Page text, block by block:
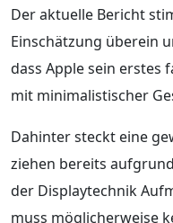
Der aktuelle Bericht
Einschätzung überein
dass Apple sein erstes
mit minimalistischer
Dahinter steckt eine
ziehen bereits
der Displaytechnik
muss möglicherweise